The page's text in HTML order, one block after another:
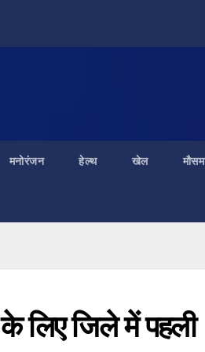
मनोरंजन हेल्थ खेल मौसम
लिए जिले में पहली